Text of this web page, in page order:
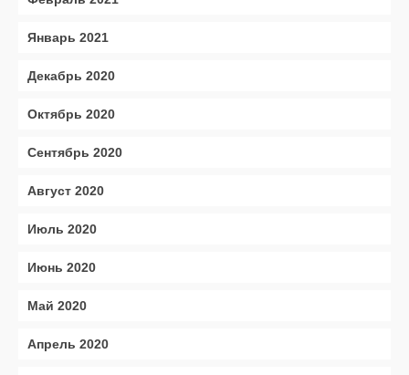
Январь 2021
Декабрь 2020
Октябрь 2020
Сентябрь 2020
Август 2020
Июль 2020
Июнь 2020
Май 2020
Апрель 2020